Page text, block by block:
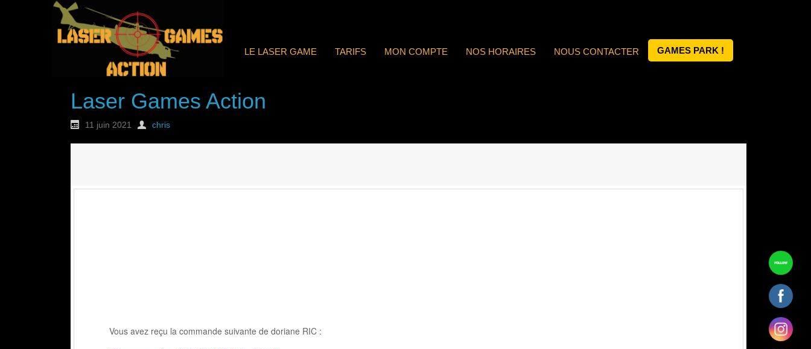
LE LASER GAME TARIFS MON COMPTE NOS HORAIRES NOUS CONTACTER GAMES PARK !
Laser Games Action
11 juin 2021 chris
Vous avez reçu la commande suivante de doriane RIC :